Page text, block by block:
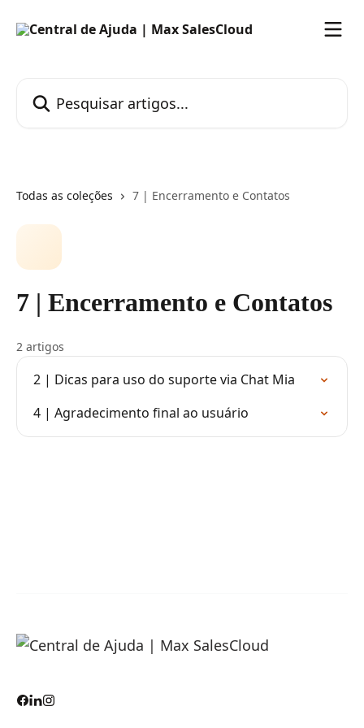
Todas as coleções 7 | Encerramento e Contatos
7 | Encerramento e Contatos
2 artigos
2 | Dicas para uso do suporte via Chat Mia
4 | Agradecimento final ao usuário